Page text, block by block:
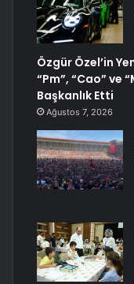
Özgür Özel’in
“Pm”, “Cao” ve
Başkanlık Etti
Ağustos 7, 2026